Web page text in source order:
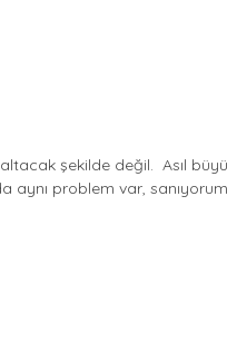
şekilde değil.  Asıl büyük
problem var, sanıyorum